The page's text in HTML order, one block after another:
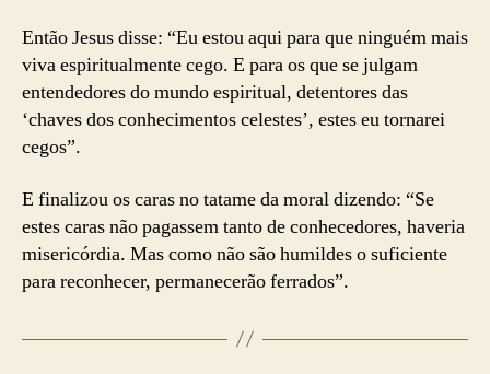
Então Jesus disse: “Eu estou aqui para que ninguém mais
viva espiritualmente cego. E para os que se julgam
entendedores do mundo espiritual, detentores das
‘chaves dos conhecimentos celestes’, estes eu tornarei
cegos”.
E finalizou os caras no tatame da moral dizendo: “Se
estes caras não pagassem tanto de conhecedores, haveria
misericórdia. Mas como não são humildes o suficiente
para reconhecer, permanecerão ferrados”.